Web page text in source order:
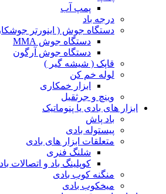
پمپ آب
درجه باد
دستگاه جوش ( اینورتر
دستگاه جوش MMA
دستگاه جوش آرگون
قاپک ( شیشه گیر )
لوله خم کن
ابزار خمکاری
وینچ و جرثقیل
ابزار های بادی یا پنوماتیک
باد پاش
پیستوله بادی
متعلقات ابزار های بادی
شلنگ فنری
کوپلینگ باد و اتصالات باد
منگنه کوب بادی
میخکوب بادی